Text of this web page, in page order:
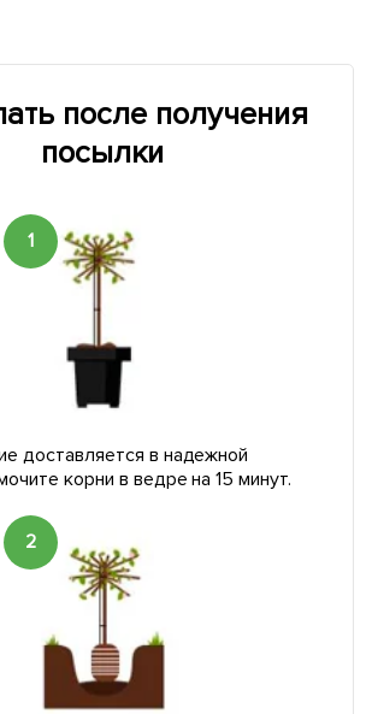
после получения
посылки
1
доставляется в надежной
корни в ведре на 15 минут.
2